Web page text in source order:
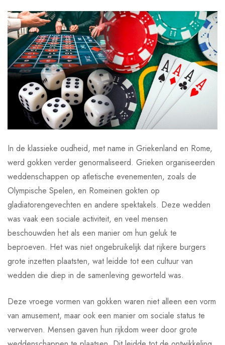
In de klassieke oudheid, met name in Griekenland en Rome,
werd gokken verder genormaliseerd. Grieken organiseerden
weddenschappen op atletische evenementen, zoals de
Olympische Spelen, en Romeinen gokten op
gladiatorengevechten en andere spektakels. Deze wedden
was vaak een sociale activiteit, en veel mensen
beschouwden het als een manier om hun geluk te
beproeven. Het was niet ongebruikelijk dat rijkere burgers
grote inzetten plaatsten, wat leidde tot een cultuur van
wedden die diep in de samenleving geworteld was.
Deze vroege vormen van gokken waren niet alleen een vorm
van amusement, maar ook een manier om sociale status te
verwerven. Mensen gaven hun rijkdom weer door grote